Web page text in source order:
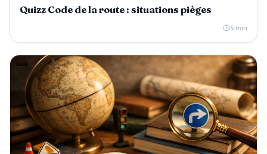
Quizz Code de la route : situations pièges
5 min